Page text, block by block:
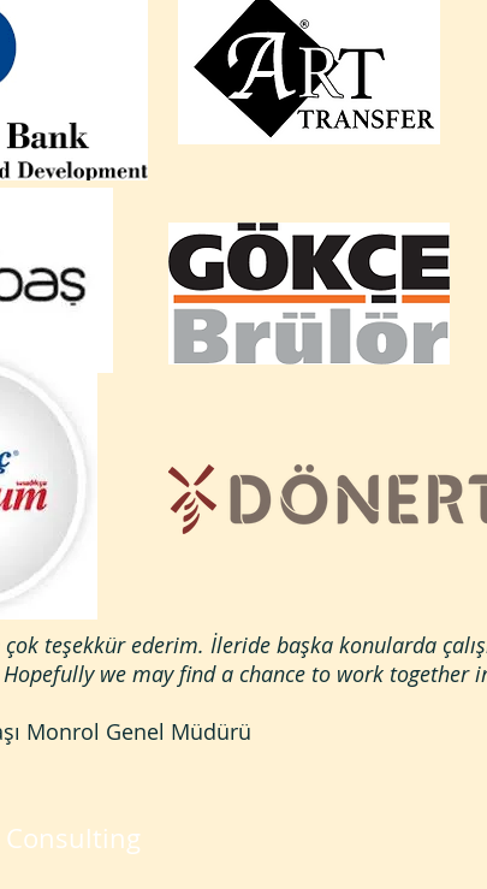
çok teşekkür ederim. İleride başka konularda
we may find a chance to work together
Monrol Genel Müdürü